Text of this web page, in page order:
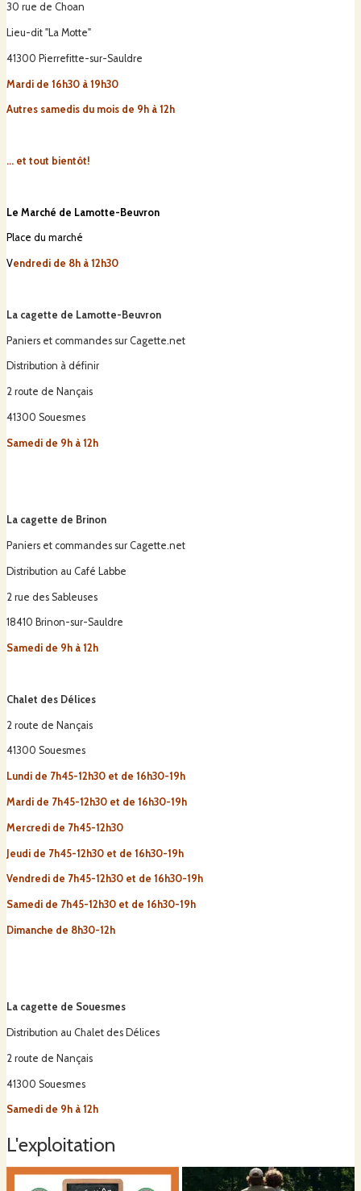
30 rue de Choan
Lieu-dit "La Motte"
41300 Pierrefitte-sur-Sauldre
Mardi de 16h30 à 19h30
Autres samedis du mois de 9h à 12h
... et tout bientôt!
Le Marché de Lamotte-Beuvron
Place du marché
Vendredi de 8h à 12h30
La cagette de Lamotte-Beuvron
Paniers et commandes sur Cagette.net
Distribution à définir
2 route de Nançais
41300 Souesmes
Samedi de 9h à 12h
La cagette de Brinon
Paniers et commandes sur Cagette.net
Distribution au Café Labbe
2 rue des Sableuses
18410 Brinon-sur-Sauldre
Samedi de 9h à 12h
Chalet des Délices
2 route de Nançais
41300 Souesmes
Lundi de 7h45-12h30 et de 16h30-19h
Mardi de 7h45-12h30 et de 16h30-19h
Mercredi de 7h45-12h30
Jeudi de 7h45-12h30 et de 16h30-19h
Vendredi de 7h45-12h30 et de 16h30-19h
Samedi de 7h45-12h30 et de 16h30-19h
Dimanche de 8h30-12h
La cagette de Souesmes
Distribution au Chalet des Délices
2 route de Nançais
41300 Souesmes
Samedi de 9h à 12h
L'exploitation